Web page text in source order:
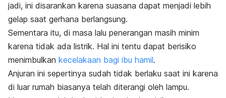
jadi, ini disarankan karena suasana dapat menjadi lebih
gelap saat gerhana berlangsung.
Sementara itu, di masa lalu penerangan masih minim
karena tidak ada listrik. Hal ini tentu dapat berisiko
menimbulkan kecelakaan bagi ibu hamil.
Anjuran ini sepertinya sudah tidak berlaku saat ini karena
di luar rumah biasanya telah diterangi oleh lampu.